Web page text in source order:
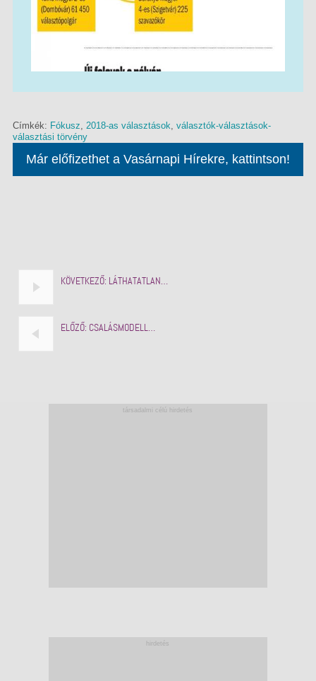
Címkék: Fókusz 2018-as választások
választók-választások-
választási törvény
Már előfizethet a Vasárnapi Hírekre, kattintson!
KÖVETKEZŐ: LÁTHATATLAN…
ELŐZŐ: CSALÁSMODELL…
társadalmi célú hirdetés
hirdetés